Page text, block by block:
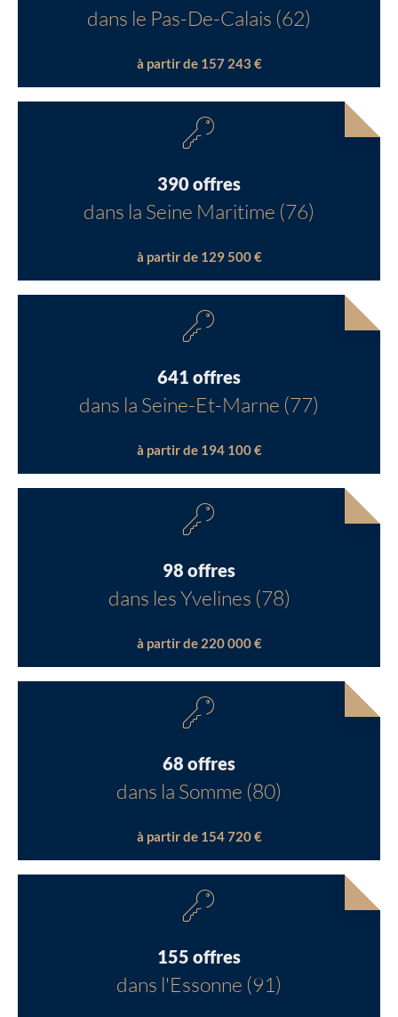
dans le Pas-De-Calais (62)
à partir de 157 243 €
390 offres
dans la Seine Maritime (76)
à partir de 129 500 €
641 offres
dans la Seine-Et-Marne (77)
à partir de 194 100 €
98 offres
dans les Yvelines (78)
à partir de 220 000 €
68 offres
dans la Somme (80)
à partir de 154 720 €
155 offres
dans l'Essonne (91)